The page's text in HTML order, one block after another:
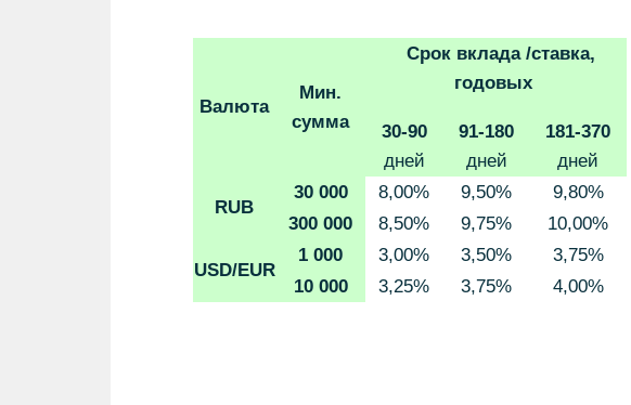
Валюта
Мин.
сумма
Срок вклада /ставка,
годовых
30-90
дней
91-180
дней
181-370
дней
RUB
30 000 8,00% 9,50%
9,80%
300 000
8,50% 9,75% 10,00%
USD/EUR
1 000 3,00% 3,50%
3,75%
10 000
3,25% 3,75% 4,00%